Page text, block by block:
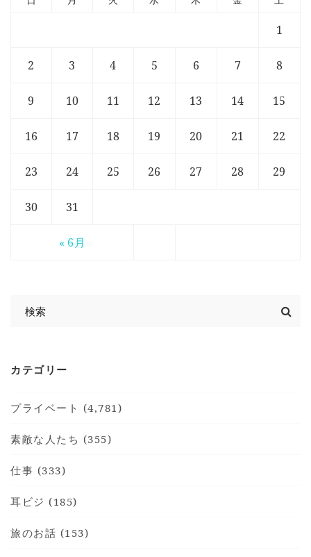
« 6月
1
2 3 4 5 6 7 8
9 10 11 12 13 14 15
16 17 18 19 20 21 22
23 24 25 26 27 28 29
30 31
カテゴリー
プライベート (4,781)
素敵な人たち (355)
仕事 (333)
耳ビジ (185)
旅のお話 (153)